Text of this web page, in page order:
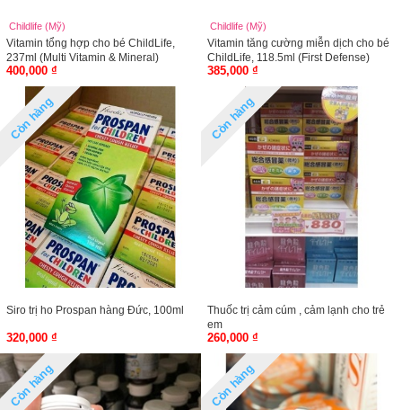
Childlife (Mỹ)
Vitamin tổng hợp cho bé ChildLife,
237ml (Multi Vitamin & Mineral)
400,000 ₫
Childlife (Mỹ)
Vitamin tăng cường miễn dịch cho bé
ChildLife, 118.5ml (First Defense)
385,000 ₫
Còn hàng
Siro trị ho Prospan hàng Đức, 100ml
320,000 ₫
Còn hàng
Thuốc trị cảm cúm , cảm lạnh cho trẻ
em
260,000 ₫
Còn hàng Còn hàng